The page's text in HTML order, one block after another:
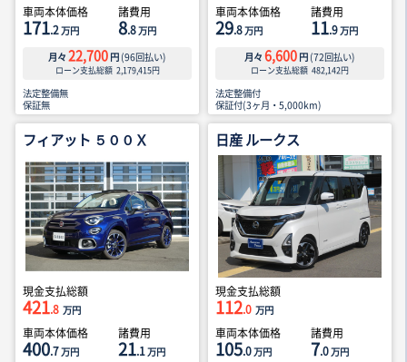
車両本体価格
171.2万円
諸費用
8.8万円
月々 22,700 円 (96回払い)
ローン支払総額 2,179,415円
法定整備無
保証無
車両本体価格
29.8万円
諸費用
11.9万円
月々 6,600 円 (72回払い)
ローン支払総額 482,142円
法定整備付
保証付(3ヶ月・5,000km)
フィアット ５００Ｘ
現金支払総額
421.8 万円
車両本体価格
400.7万円
諸費用
21.1万円
日産 ルークス
現金支払総額
112.0 万円
車両本体価格
105.0万円
諸費用
7.0万円